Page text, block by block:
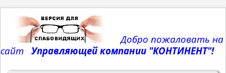
Добро пожаловать на
сайт Управляющей компании "КОНТИНЕНТ"!